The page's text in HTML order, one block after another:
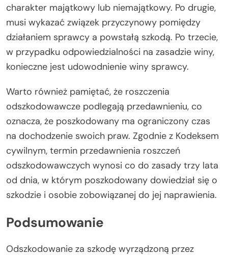
charakter majątkowy lub niemajątkowy. Po drugie,
musi wykazać związek przyczynowy pomiędzy
działaniem sprawcy a powstałą szkodą. Po trzecie,
w przypadku odpowiedzialności na zasadzie winy,
konieczne jest udowodnienie winy sprawcy.
Warto również pamiętać, że roszczenia
odszkodowawcze podlegają przedawnieniu, co
oznacza, że poszkodowany ma ograniczony czas
na dochodzenie swoich praw. Zgodnie z Kodeksem
cywilnym, termin przedawnienia roszczeń
odszkodowawczych wynosi co do zasady trzy lata
od dnia, w którym poszkodowany dowiedział się o
szkodzie i osobie zobowiązanej do jej naprawienia.
Podsumowanie
Odszkodowanie za szkodę wyrządzoną przez